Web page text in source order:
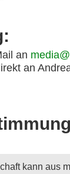
an
an
kann aus